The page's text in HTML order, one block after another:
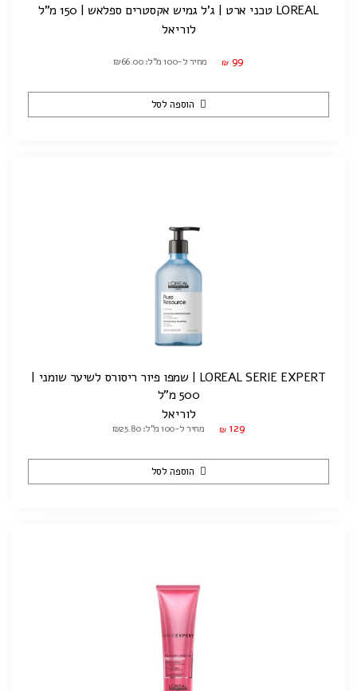
LOREAL טכני ארט | ג'ל גמיש אקסטרים ספלאש | 150 מ"ל
לוריאל
₪ 99 מחיר ל-100 מ"ל: ₪66.00
הוספה לסל
LOREAL SERIE EXPERT | שמפו פיור ריסורס לשיער שומני |
500 מ"ל
לוריאל
₪ 129 מחיר ל-100 מ"ל: ₪25.80
הוספה לסל